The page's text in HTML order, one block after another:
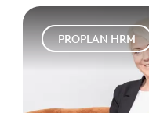
PROPLAN HRM